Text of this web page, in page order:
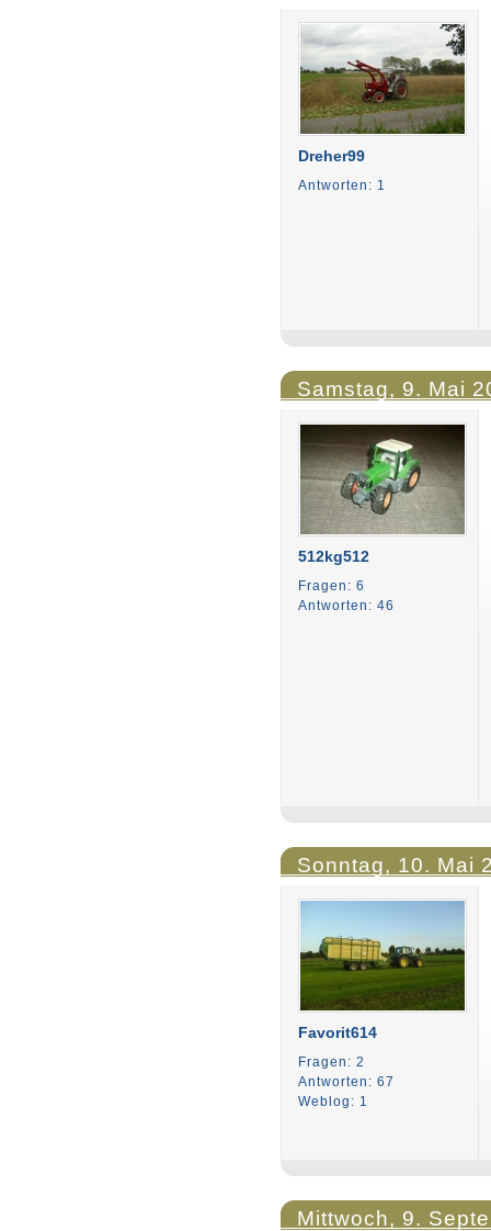
Dreher99
Antworten: 1
Samstag, 9. Mai
512kg512
Fragen: 6
Antworten: 46
Sonntag, 10. Mai
Favorit614
Fragen: 2
Antworten: 67
Weblog: 1
Mittwoch, 9.